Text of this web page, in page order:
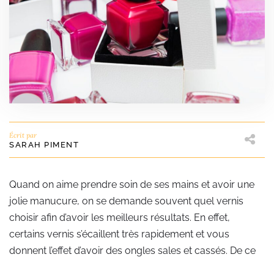
Écrit par
SARAH PIMENT
Quand on aime prendre soin de ses mains et avoir une
jolie manucure, on se demande souvent quel vernis
choisir afin d’avoir les meilleurs résultats. En effet,
certains vernis s’écaillent très rapidement et vous
donnent l’effet d’avoir des ongles sales et cassés. De ce